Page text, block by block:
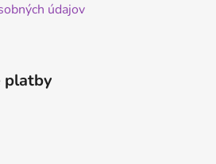
údajov
platby